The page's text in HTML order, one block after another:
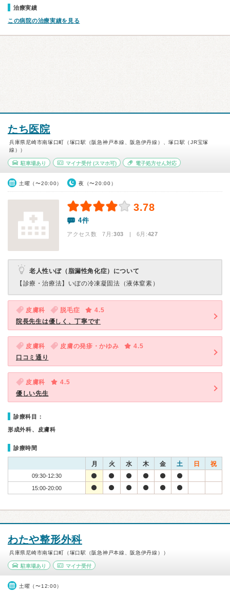
治療実績
この病院の治療実績を見る
たち医院
兵庫県尼崎市南塚口町（塚口駅（阪急神戸本線、阪急伊丹線）、塚口駅（JR宝塚
線））
駐車場あり マイナ受付(スマホ可) 電子処方せん対応
土曜（〜20:00） 夜（〜20:00）
3.78
4件
アクセス数 7月:303 | 6月:427
老人性いぼ（脂漏性角化症）について
【診療・治療法】 いぼの冷凍凝固法（液体窒素）
皮膚科 脱毛症
4.5
院長先生は優しく、丁寧です
皮膚科 皮膚の発疹・かゆみ
4.5
口コミ通り
皮膚科
4.5
優しい先生
診療科目：
形成外科、皮膚科
診療時間
月 火 水 木 金 土 日 祝
09:30-12:30
15:00-20:00
わたや整形外科
兵庫県尼崎市南塚口町（塚口駅（阪急神戸本線、阪急伊丹線））
駐車場あり マイナ受付
土曜（〜12:00）